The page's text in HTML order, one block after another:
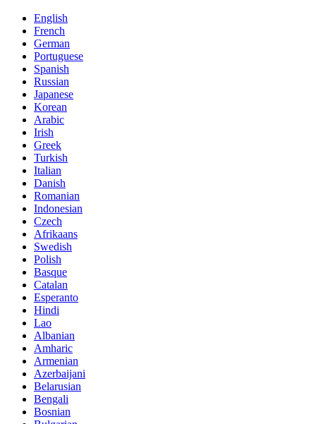
English
French
German
Portuguese
Spanish
Russian
Japanese
Korean
Arabic
Irish
Greek
Turkish
Italian
Danish
Romanian
Indonesian
Czech
Afrikaans
Swedish
Polish
Basque
Catalan
Esperanto
Hindi
Lao
Albanian
Amharic
Armenian
Azerbaijani
Belarusian
Bengali
Bosnian